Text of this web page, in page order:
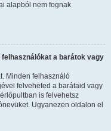
alapból nem fognak
a barátok vagy
Minden felhasználó
felveheted a barátaid vagy
is felvehetsz
Ugyanezen oldalon el